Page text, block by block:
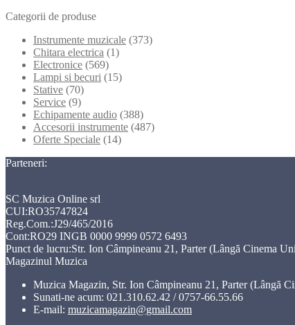
Categorii de produse
Instrumente muzicale (373)
Chitara electrica (1)
Electronice (569)
Lampi si becuri (15)
Stative (70)
Service (9)
Echipamente audio (388)
Accesorii instrumente (487)
Oferte Speciale (14)
Parteneri:
SC Muzica Online srl
CUI:RO35747824
Reg.Com.:J29/465/2016
Cont:RO29 INGB 0000 9999 0572 6493
Punct de lucru:Str. Ion Câmpineanu 21, Parter (Lângă Cinema
Magazinul Muzica
Muzica Magazin, Str. Ion Câmpineanu 21, Parter (Lângă
Sunati-ne acum: 021.310.62.42 / 0757-66.55.66
E-mail: muzicamagazin@gmail.com